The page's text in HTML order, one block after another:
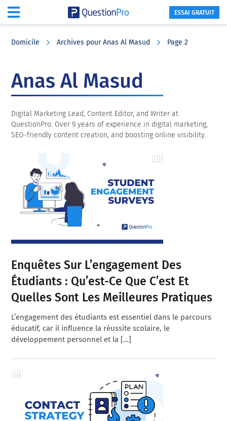
ESSAI GRATUIT
Domicile Archives pour Anas Al Masud Page 2
Anas Al Masud
Digital Marketing Lead, Content Editor, and Writer at
QuestionPro. Over 9 years of experience in digital marketing,
SEO-friendly content creation, and boosting online visibility.
Enquêtes Sur L’engagement Des
Étudiants : Qu’est-Ce Que C’est Et
Quelles Sont Les Meilleures Pratiques
L’engagement des étudiants est essentiel dans le parcours
éducatif, car il influence la réussite scolaire, le
développement personnel et la […]